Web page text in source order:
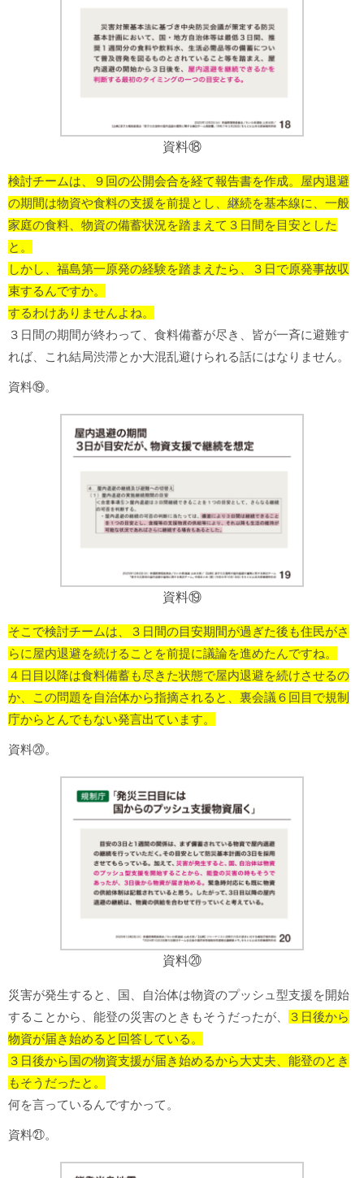
資料⑱
検討チームは、９回の公開会合を経て報告書を作成。
屋内退避
の期間は物資や食料の支援を前提とし、継続を基本線に、一般
家庭の食料、物資の備蓄状況を踏まえて３日間を目安とした
と。
しかし、福島第一原発の経験を踏まえたら、３日で原発事故収
束するんですか。
するわけありませんよね。
３日間の期間が終わって、食料備蓄が尽き、皆が一斉に避難す
れば、これ結局渋滞とか大混乱避けられる話にはなりません。
資料⑲。
資料⑲
そこで検討チームは、３日間の目安期間が過ぎた後も住民がさ
らに屋内退避を続けることを前提に議論を進めたんですね。
４日目以降は食料備蓄も尽きた状態で屋内退避を続けさせるの
か、この問題を自治体から指摘されると、裏会議６回目で規制
庁からとんでもない発言出ています。
資料⑳。
資料⑳
災害が発生すると、国、自治体は物資のプッシュ型支援を開始
することから、能登の災害のときもそうだったが、
３日後から
物資が届き始めると回答している。
３日後から国の物資支援が届き始めるから大丈夫、能登のとき
もそうだったと。
何を言っているんですかって。
資料㉑。